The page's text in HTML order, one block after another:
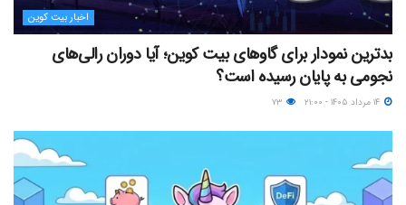
اخبار بیت کوین
بدترین نمودار برای گاوهای بیت کوین؛ آیا دوران رالی‌های
نجومی به پایان رسیده است؟